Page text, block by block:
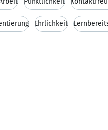
Pünktlichkeit
Ehrlichkeit